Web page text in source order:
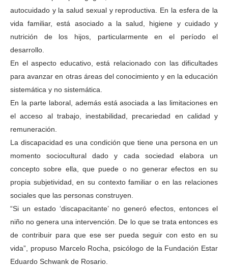
autocuidado y la salud sexual y reproductiva. En la esfera de la
vida familiar, está asociado a la salud, higiene y cuidado y
nutrición de los hijos, particularmente en el período el
desarrollo.
En el aspecto educativo, está relacionado con las dificultades
para avanzar en otras áreas del conocimiento y en la educación
sistemática y no sistemática.
En la parte laboral, además está asociada a las limitaciones en
el acceso al trabajo, inestabilidad, precariedad en calidad y
remuneración.
La discapacidad es una condición que tiene una persona en un
momento sociocultural dado y cada sociedad elabora un
concepto sobre ella, que puede o no generar efectos en su
propia subjetividad, en su contexto familiar o en las relaciones
sociales que las personas construyen.
“Si un estado ‘discapacitante’ no generó efectos, entonces el
niño no genera una intervención. De lo que se trata entonces es
de contribuir para que ese ser pueda seguir con esto en su
vida”, propuso Marcelo Rocha, psicólogo de la Fundación Estar
Eduardo Schwank de Rosario.